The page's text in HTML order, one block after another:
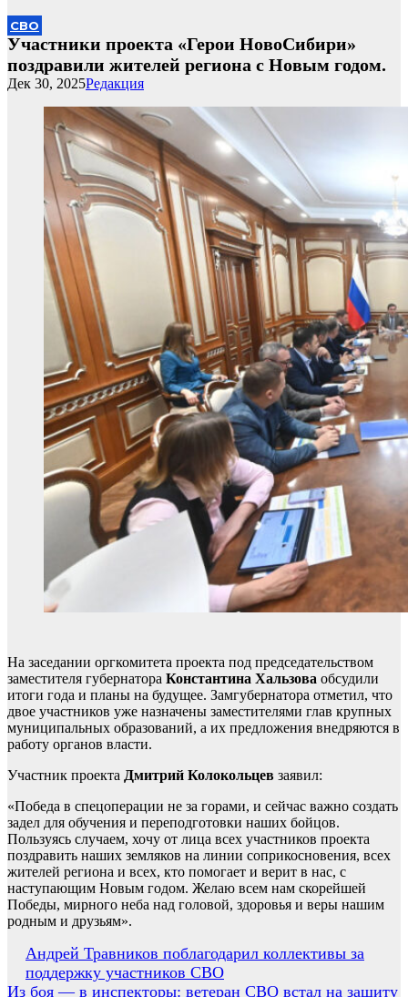
СВО
Участники проекта «Герои НовоСибири»
поздравили жителей региона с Новым годом.
Редакция
Дек 30, 2025
На заседании оргкомитета проекта под председательством
заместителя губернатора Константина Хальзова обсудили
итоги года и планы на будущее. Замгубернатора отметил, что
двое участников уже назначены заместителями глав крупных
муниципальных образований, а их предложения внедряются в
работу органов власти.
Участник проекта Дмитрий Колокольцев заявил:
«Победа в спецоперации не за горами, и сейчас важно создать
задел для обучения и переподготовки наших бойцов.
Пользуясь случаем, хочу от лица всех участников проекта
поздравить наших земляков на линии соприкосновения, всех
жителей региона и всех, кто помогает и верит в нас, с
наступающим Новым годом. Желаю всем нам скорейшей
Победы, мирного неба над головой, здоровья и веры нашим
родным и друзьям».
Навигация
по
Андрей Травников поблагодарил коллективы за
поддержку участников СВО
Из боя — в инспекторы: ветеран СВО встал на защиту